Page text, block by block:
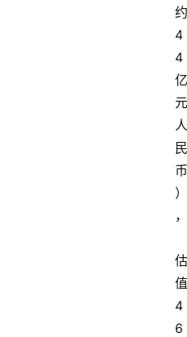
约
4
4
亿
元
人
民
币
）
，
估
值
4
6